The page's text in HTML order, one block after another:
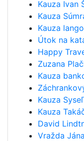
Kauza Ivan
Kauza
Kauza
Útok na
Happy
Zuzana
Kauza
Kauza Syseľ
Kauza
David
Vražda